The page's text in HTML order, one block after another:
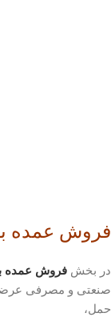
فروش عمده
در بخش فروش عمده
صنعتی و مصرفی
حمل،